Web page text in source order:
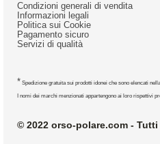
Condizioni generali di vendita
Informazioni legali
Politica sui Cookie
Pagamento sicuro
Servizi di qualità
* Spedizione gratuita sui prodotti idonei che sono elencati
I nomi dei marchi menzionati appartengono ai loro rispettivi
© 2022 orso-polare.com -